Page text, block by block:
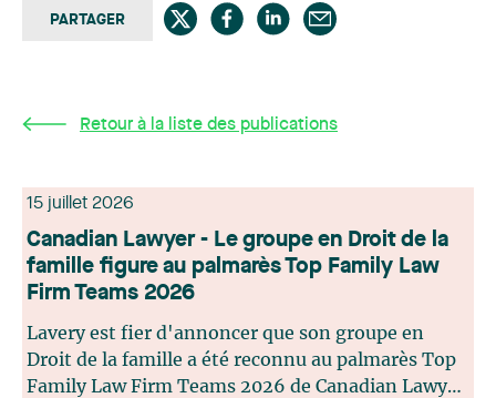
PARTAGER
Retour à la liste des publications
15 juillet 2026
Canadian Lawyer - Le groupe en Droit de la
famille figure au palmarès Top Family Law
Firm Teams 2026
Lavery est fier d'annoncer que son groupe en
Droit de la famille a été reconnu au palmarès Top
Family Law Firm Teams 2026 de Canadian Lawyer.